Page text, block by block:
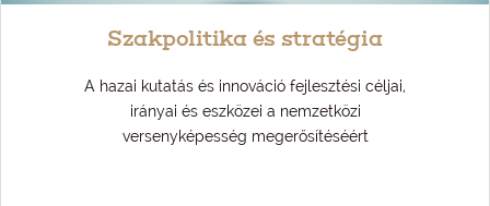
Szakpolitika és stratégia
A hazai kutatás és innováció fejlesztési céljai,
irányai és eszközei a nemzetközi
versenyképesség megerősítéséért